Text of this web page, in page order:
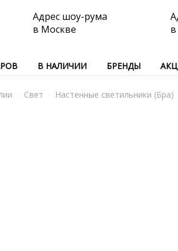
Адрес шоу-рума
в Москве
В НАЛИЧИИ БРЕНДЫ
Свет Настенные светильники (Бра)